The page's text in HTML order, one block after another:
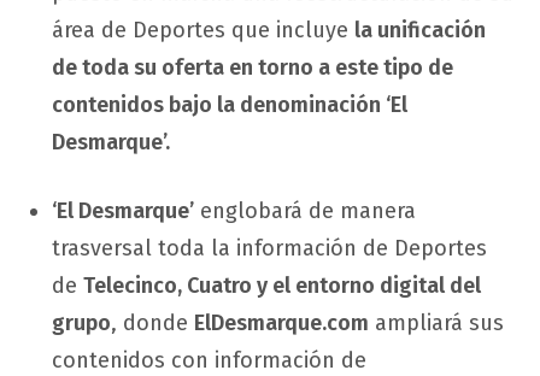
área de Deportes que incluye la unificación
de toda su oferta en torno a este tipo de
contenidos bajo la denominación ‘El
Desmarque’.
‘El Desmarque’ englobará de manera
trasversal toda la información de Deportes
de Telecinco, Cuatro y el entorno digital del
grupo, donde ElDesmarque.com ampliará sus
contenidos con información de